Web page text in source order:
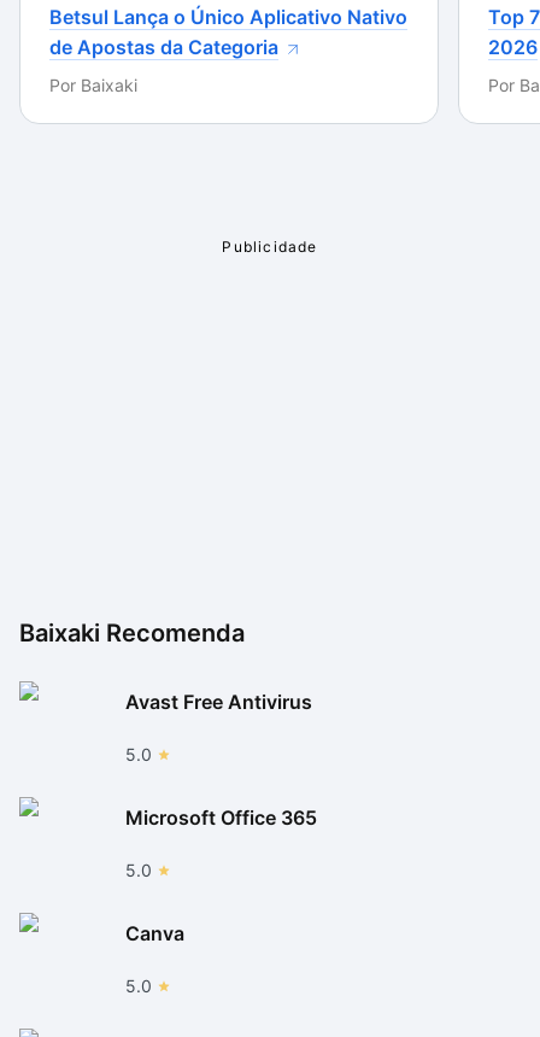
Betsul Lança o Único Aplicativo Nativo
de Apostas da Categoria
Por Baixaki
Top
2026
Por
Baixaki Recomenda
Avast Free Antivirus
5.0
Microsoft Office 365
5.0
Canva
5.0